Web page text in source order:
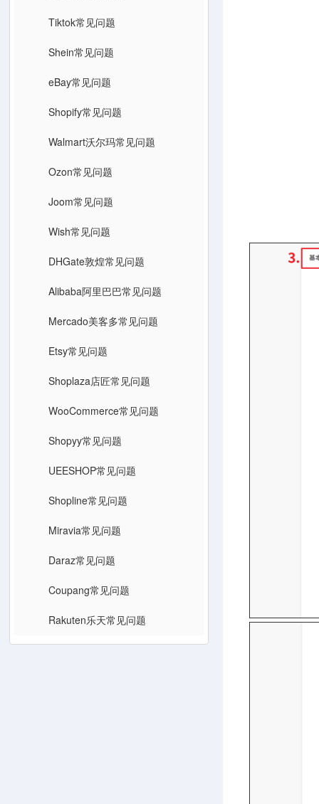
Tiktok常见问题
Shein常见问题
eBay常见问题
Shopify常见问题
Walmart沃尔玛常见问题
Ozon常见问题
Joom常见问题
Wish常见问题
DHGate敦煌常见问题
Alibaba阿里巴巴常见问题
Mercado美客多常见问题
Etsy常见问题
Shoplaza店匠常见问题
WooCommerce常见问题
Shopyy常见问题
UEESHOP常见问题
Shopline常见问题
Miravia常见问题
Daraz常见问题
Coupang常见问题
Rakuten乐天常见问题